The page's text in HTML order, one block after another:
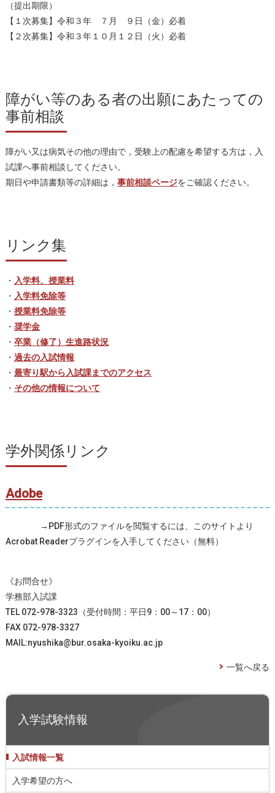
（提出期限）
【１次募集】令和３年 ７月 ９日（金）必着
【２次募集】令和３年１０月１２日（火）必着
障がい等のある者の出願にあたっての
事前相談
障がい又は病気その他の理由で，受験上の配慮を希望する方は，入
試課へ事前相談してください。
期日や申請書類等の詳細は， 事前相談ページをご確認ください。
リンク集
・ 入学料、授業料
・ 入学料免除等
・ 授業料免除等
・ 奨学金
・ 卒業（修了）生進路状況
・ 過去の入試情報
・ 最寄り駅から入試課までのアクセス
・ その他の情報について
学外関係リンク
Adobe
→PDF形式のファイルを閲覧するには、このサイトより
Acrobat Readerプラグインを入手してください（無料）
《お問合せ》
学務部入試課
TEL 072-978-3323（受付時間：平日9：00～17：00）
FAX 072-978-3327
MAIL:nyushika@bur.osaka-kyoiku.ac.jp
一覧へ戻る
入学試験情報
入試情報一覧
入学希望の方へ